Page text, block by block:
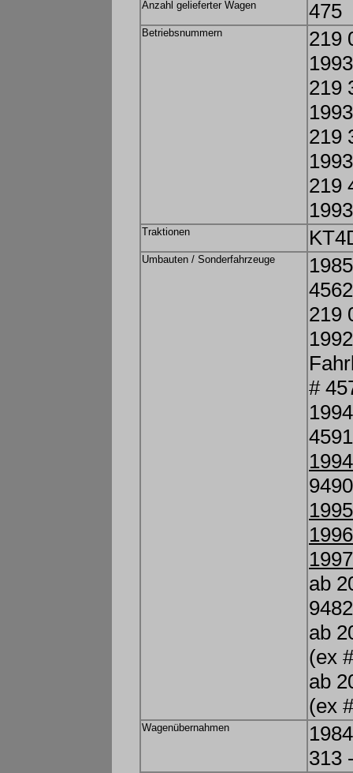
Anzahl gelieferter Wagen 475
Betriebsnummern
219
219
219
219
Traktionen
Umbauten / Sonderfahrzeuge
219
#
ab
9482
ab
(ex
ab
(ex
Wagenübernahmen
313